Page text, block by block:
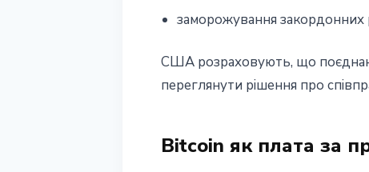
заморожування закордонних
США розраховують, що
переглянути рішення про
Bitcoin як плата за